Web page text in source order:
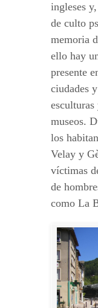
ingleses
de culto
memoria
ello hay
presente
ciudades
museos.
los
Velay y
víctimas
de
como La